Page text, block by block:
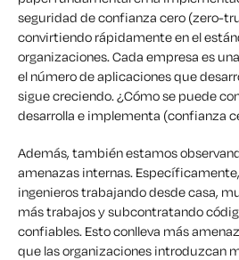
seguridad de confianza cero (zero-
convirtiendo rápidamente en el
organizaciones.Cada empresa es
el número de aplicaciones que
sigue creciendo. ¿Cómo se puede
desarrolla e implementa (confianza
Además, también estamos
amenazas internas.
ingenieros trabajando desde casa,
más trabajos y subcontratando
confiables. Esto conlleva más
que las organizaciones introduzcan